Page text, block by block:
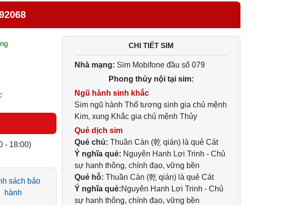
- 18:00)
sách bảo
hành
CHI TIẾT SIM
Nhà mạng: Sim Mobifone đầu số 079
Phong thủy nội tại sim:
Ngũ hành sinh khắc
Sim ngũ hành Thổ tương sinh gia chủ mệnh
Kim, xung Khắc gia chủ mệnh Thủy
Quẻ dịch sim
Quẻ chủ: Thuần Càn (乾 qián) là quẻ Cát
Ý nghĩa quẻ: Nguyên Hanh Lợi Trinh - Chủ
sự hanh thông, chính đạo, vững bền
Quẻ hỗ: Thuần Càn (乾 qián) là quẻ Cát
Ý nghĩa quẻ:Nguyên Hanh Lợi Trinh - Chủ
sự hanh thông, chính đạo, vững bền